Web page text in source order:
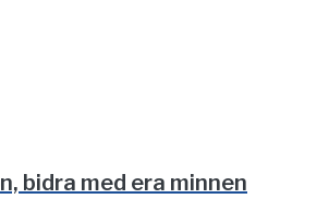
bidra med era minnen